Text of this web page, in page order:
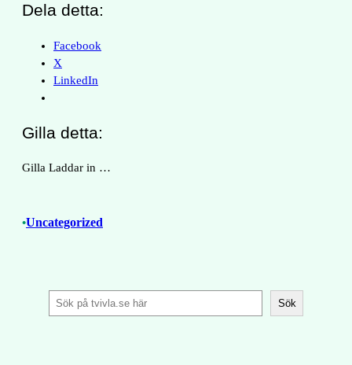
Dela detta:
Facebook
X
LinkedIn
Gilla detta:
Gilla Laddar in …
•Uncategorized
Sök